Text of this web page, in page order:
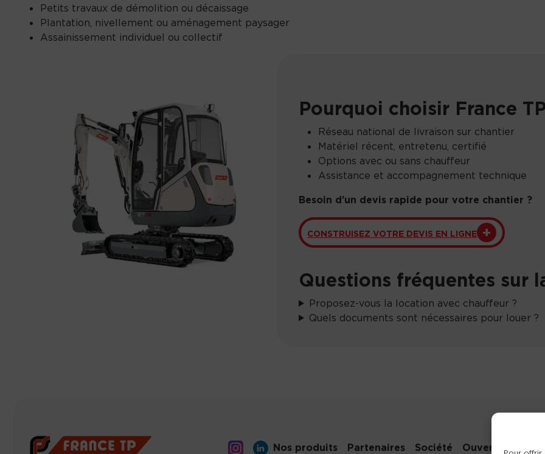
Petits travaux de démolition ou décaissage
Plantation, nivellement ou aménagement paysager
Assainissement individuel ou collectif
Pourquoi choisir France
Réseau national de livraison sur chantier
Matériel récent, entretenu, certifié
Options avec ou sans chauffeur
Assistance et accompagnement technique
Besoin d’un devis rapide pour votre chantier ?
CONSTRUISEZ VOTRE DEVIS EN LIGNE
Questions fréquentes sur
Proposez-vous la location avec chauffeur ?
Quels documents sont nécessaires pour louer ?
Nos produits Partenaires Société Ouverture de